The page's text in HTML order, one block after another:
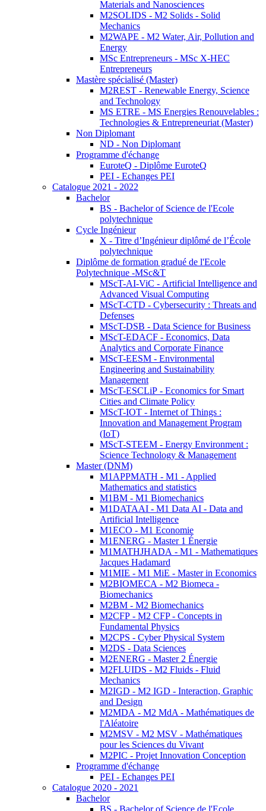
Materials and Nanosciences
M2SOLIDS - M2 Solids - Solid
Mechanics
M2WAPE - M2 Water, Air, Pollution and
Energy
MSc Entrepreneurs - MSc X-HEC
Entrepreneurs
Mastère spécialisé (Master)
M2REST - Renewable Energy, Science
and Technology
MS ETRE - MS Energies Renouvelables :
Technologies & Entrepreneuriat (Master)
Non Diplomant
ND - Non Diplomant
Programme d'échange
EuroteQ - Diplôme EuroteQ
PEI - Echanges PEI
Catalogue 2021 - 2022
Bachelor
BS - Bachelor of Science de l'Ecole
polytechnique
Cycle Ingénieur
X - Titre d’Ingénieur diplômé de l’École
polytechnique
Diplôme de formation gradué de l'Ecole
Polytechnique -MSc&T
MScT-AI-ViC - Artificial Intelligence and
Advanced Visual Computing
MScT-CTD - Cybersecurity : Threats and
Defenses
MScT-DSB - Data Science for Business
MScT-EDACF - Economics, Data
Analytics and Corporate Finance
MScT-EESM - Environmental
Engineering and Sustainability
Management
MScT-ESCLiP - Economics for Smart
Cities and Climate Policy
MScT-IOT - Internet of Things :
Innovation and Management Program
(IoT)
MScT-STEEM - Energy Environment :
Science Technology & Management
Master (DNM)
M1APPMATH - M1 - Applied
Mathematics and statistics
M1BM - M1 Biomechanics
M1DATAAI - M1 Data AI - Data and
Artificial Intelligence
M1ECO - M1 Economie
M1ENERG - Master 1 Énergie
M1MATHJHADA - M1 - Mathematiques
Jacques Hadamard
M1MIE - M1 MiE - Master in Economics
M2BIOMECA - M2 Biomeca -
Biomechanics
M2BM - M2 Biomechanics
M2CFP - M2 CFP - Concepts in
Fundamental Physics
M2CPS - Cyber Physical System
M2DS - Data Sciences
M2ENERG - Master 2 Énergie
M2FLUIDS - M2 Fluids - Fluid
Mechanics
M2IGD - M2 IGD - Interaction, Graphic
and Design
M2MDA - M2 MdA - Mathématiques de
l'Aléatoire
M2MSV - M2 MSV - Mathématiques
pour les Sciences du Vivant
M2PIC - Projet Innovation Conception
Programme d'échange
PEI - Echanges PEI
Catalogue 2020 - 2021
Bachelor
BS - Bachelor of Science de l'Ecole